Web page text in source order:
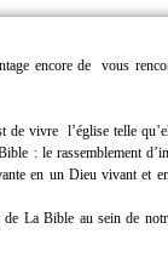
encore devous
de vivre l’église telle
: le rassemblement
en un Dieu vivant et
de La Bible au sein de